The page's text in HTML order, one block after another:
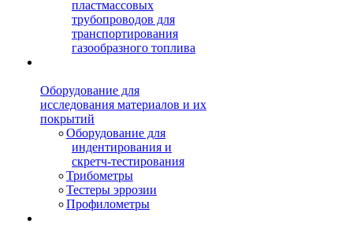
пластмассовых
трубопроводов для
транспортирования
газообразного топлива
Оборудование для
исследования материалов и их
покрытий
Оборудование для
индентирования и
скретч-тестирования
Трибометры
Тестеры эррозии
Профилометры